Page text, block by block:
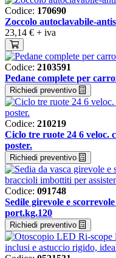
Codice: 170690
Zoccolo autoclavabile-
23,14 € + iva
Codice: 2103591
Pedane complete per
Richiedi preventivo
Codice: 210219
Ciclo tre ruote 24 6 veloc.
poster.
Richiedi preventivo
Codice: 091748
Sedile girevole e
port.kg.120
Richiedi preventivo